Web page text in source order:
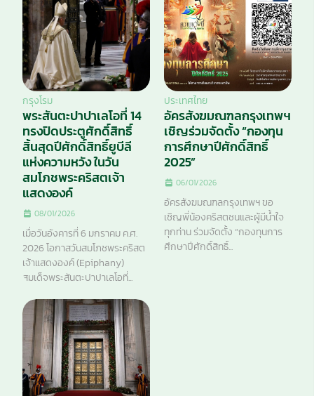
กรุงโรม
พระสันตะปาปาเลโอที่ 14
ทรงปิดประตูศักดิ์สิทธิ์
สิ้นสุดปีศักดิ์สิทธิ์ยูบีลี
แห่งความหวัง ในวัน
สมโภชพระคริสตเจ้า
แสดงองค์
08/01/2026
เมื่อวันอังคารที่ 6 มกราคม ค.ศ.
2026 โอกาสวันสมโภชพระคริสต
เจ้าแสดงองค์ (Epiphany)
สมเด็จพระสันตะปาปาเลโอที่...
ประเทศไทย
อัครสังฆมณฑลกรุงเทพฯ
เชิญร่วมจัดตั้ง “กองทุน
การศึกษาปีศักดิ์สิทธิ์
2025”
06/01/2026
อัครสังฆมณฑลกรุงเทพฯ ขอ
เชิญพี่น้องคริสตชนและผู้มีน้ำใจ
ทุกท่าน ร่วมจัดตั้ง “กองทุนการ
ศึกษาปีศักดิ์สิทธิ์...